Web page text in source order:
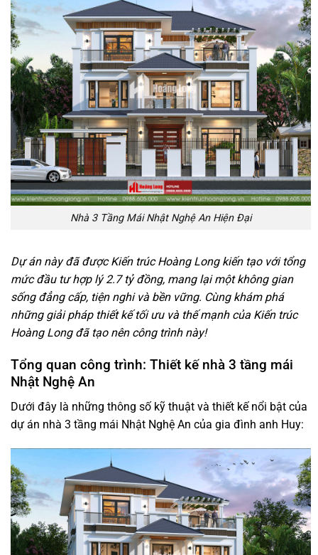
Nhà 3 Tầng Mái Nhật Nghệ An Hiện Đại
Dự án này đã được Kiến trúc Hoàng Long kiến tạo với tổng
mức đầu tư hợp lý 2.7 tỷ đồng, mang lại một không gian
sống đẳng cấp, tiện nghi và bền vững. Cùng khám phá
những giải pháp thiết kế tối ưu và thế mạnh của Kiến trúc
Hoàng Long đã tạo nên công trình này!
Tổng quan công trình: Thiết kế nhà 3 tầng mái
Nhật Nghệ An
Dưới đây là những thông số kỹ thuật và thiết kế nổi bật của
dự án nhà 3 tầng mái Nhật Nghệ An của gia đình anh Huy: